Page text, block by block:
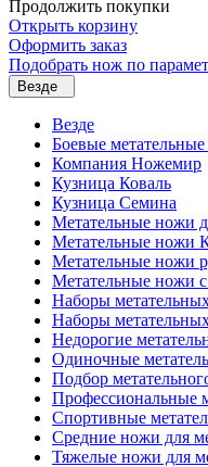
Продолжить покупки
Открыть корзину
Оформить заказ
Подобрать нож по
Везде
Везде
Боевые
Компания Ножемир
Кузница Коваль
Кузница Семина
Метательные ножи
Метательные ножи
Метательные ножи
Метательные ножи
Наборы
Наборы
Недорогие
Одиночные
Подбор
Профессиональные
Спортивные
Средние ножи для
Тяжелые ножи для